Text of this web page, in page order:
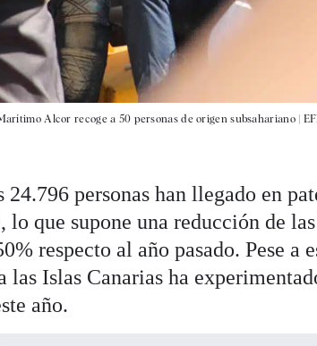
Alcor recoge a 50 personas de origen subsahariano |
24.796 personas han llegado en
lo que supone una reducción de
respecto al año pasado. Pese a
las Islas Canarias ha
año.